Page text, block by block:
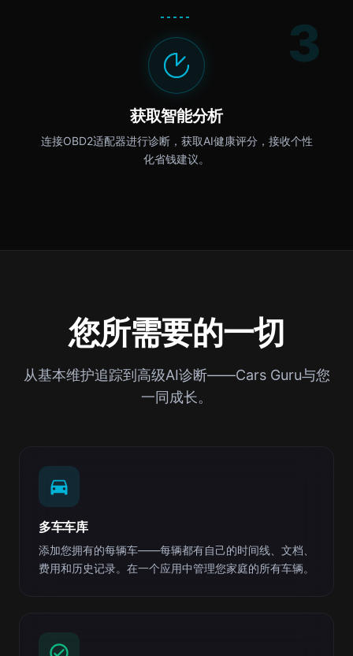
3
获取智能分析
连接OBD2适配器进行诊断，获取AI健康评分，接收个性
化省钱建议。
您所需要的一切
从基本维护追踪到高级AI诊断——Cars Guru与您
一同成长。
多车车库
添加您拥有的每辆车——每辆都有自己的时间线、文档、
费用和历史记录。在一个应用中管理您家庭的所有车辆。